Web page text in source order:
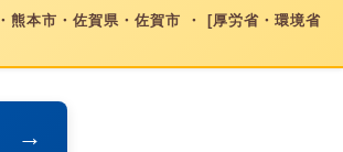
本市・佐賀県・佐賀市 ・ [厚労省・環境省
→